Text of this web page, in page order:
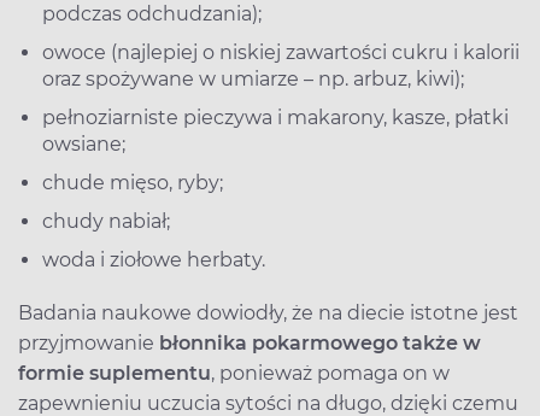
podczas odchudzania);
owoce (najlepiej o niskiej zawartości cukru i kalorii
oraz spożywane w umiarze – np. arbuz, kiwi);
pełnoziarniste pieczywa i makarony, kasze, płatki
owsiane;
chude mięso, ryby;
chudy nabiał;
woda i ziołowe herbaty.
Badania naukowe dowiodły, że na diecie istotne jest
przyjmowanie błonnika pokarmowego także w
formie suplementu, ponieważ pomaga on w
zapewnieniu uczucia sytości na długo, dzięki czemu